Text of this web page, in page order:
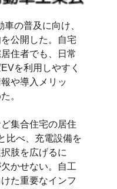
の普及に向け、
公開した。自宅
住者でも、日常
を利用しやすく
や導入メリッ
。
集合住宅の居住
比べ、充電設備を
肢を広げるに
かせない。自工
た重要なインフ